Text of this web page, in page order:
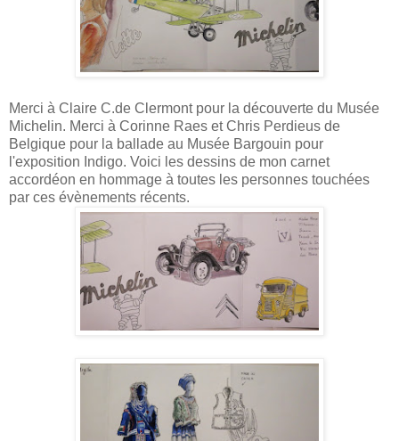
Merci à Claire C.de Clermont pour la découverte du Musée
Michelin. Merci à Corinne Raes et Chris Perdieus de
Belgique pour la ballade au Musée Bargouin pour
l'exposition Indigo. Voici les dessins de mon carnet
accordéon en hommage à toutes les personnes touchées
par ces évènements récents.